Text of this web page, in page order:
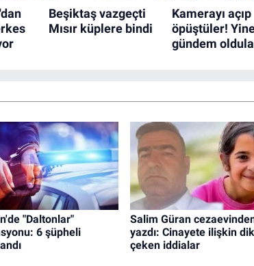
"Daltonlar"
6 şüpheli
Salim Güran
yazdı: Cinayete ilişkin
çeken iddialar